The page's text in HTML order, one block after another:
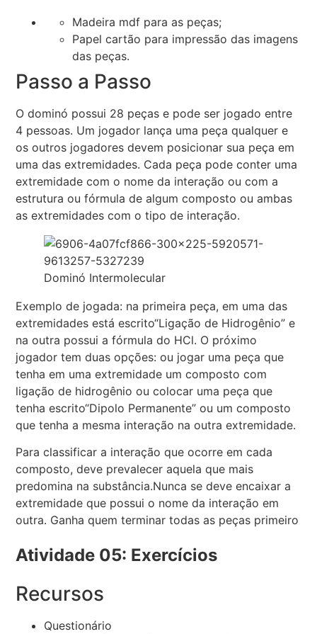
Madeira mdf para as peças;
Papel cartão para impressão das imagens
das peças.
Passo a Passo
O dominó possui 28 peças e pode ser jogado entre
4 pessoas. Um jogador lança uma peça qualquer e
os outros jogadores devem posicionar sua peça em
uma das extremidades. Cada peça pode conter uma
extremidade com o nome da interação ou com a
estrutura ou fórmula de algum composto ou ambas
as extremidades com o tipo de interação.
Dominó Intermolecular
Exemplo de jogada: na primeira peça, em uma das
extremidades está escrito“Ligação de Hidrogênio” e
na outra possui a fórmula do HCl. O próximo
jogador tem duas opções: ou jogar uma peça que
tenha em uma extremidade um composto com
ligação de hidrogênio ou colocar uma peça que
tenha escrito“Dipolo Permanente” ou um composto
que tenha a mesma interação na outra extremidade.
Para classificar a interação que ocorre em cada
composto, deve prevalecer aquela que mais
predomina na substância.Nunca se deve encaixar a
extremidade que possui o nome da interação em
outra. Ganha quem terminar todas as peças primeiro
Atividade 05: Exercícios
Recursos
Questionário